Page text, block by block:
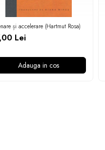
și accelerare (Hartmut Rosa)
Lei
Adauga in cos